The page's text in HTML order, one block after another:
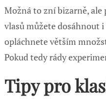
Možná to zní bizarně,
vlasů můžete dosáhnout
opláchnete větším
Pokud tedy rády
Tipy pro